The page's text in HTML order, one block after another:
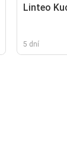
Linteo
5 dní